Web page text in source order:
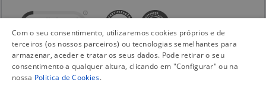
Com o seu consentimento, utilizaremos cookies próprios e de
terceiros (os nossos parceiros) ou tecnologias semelhantes para
armazenar, aceder e tratar os seus dados. Pode retirar o seu
consentimento a qualquer altura, clicando em "Configurar" ou na
nossa Politica de Cookies.